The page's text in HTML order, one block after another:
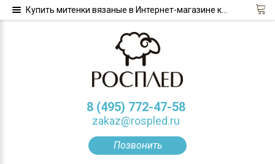
Позвонить
8 (495) 772-47-58
zakaz@rospled.ru